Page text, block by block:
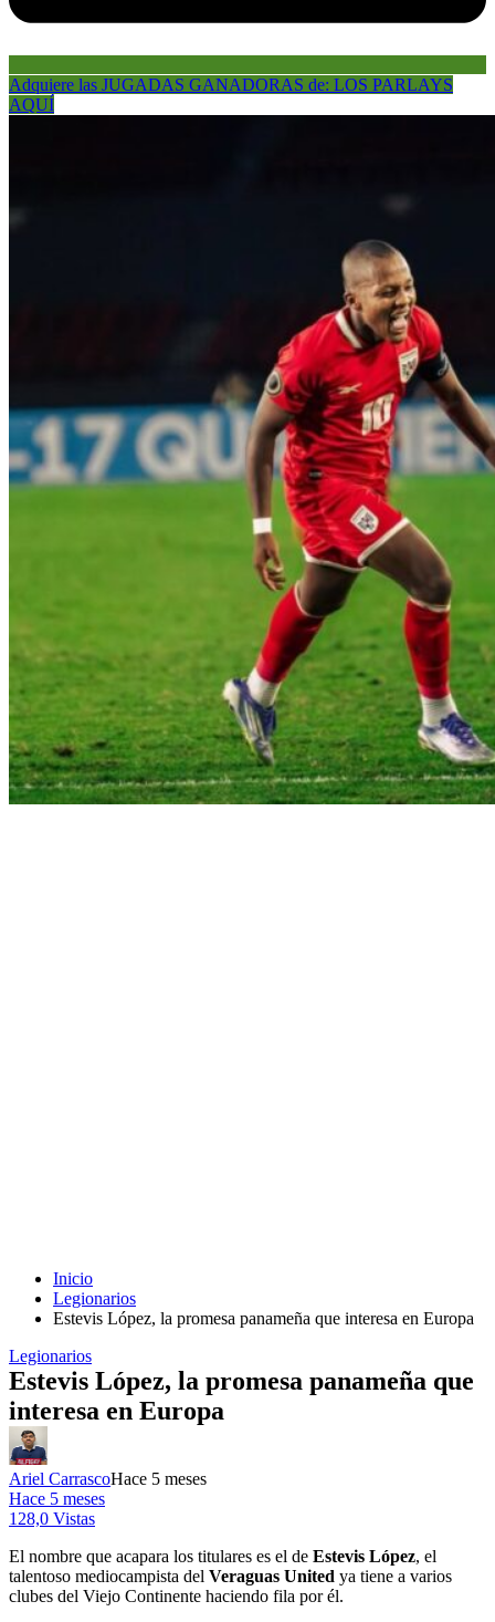
Adquiere las JUGADAS GANADORAS de: LOS PARLAYS
AQUÍ
Inicio
Legionarios
Estevis López, la promesa panameña que interesa en Europa
Legionarios
Estevis López, la promesa panameña que
interesa en Europa
Ariel CarrascoHace 5 meses
Hace 5 meses
128,0 Vistas
El nombre que acapara los titulares es el de Estevis López, el
talentoso mediocampista del Veraguas United ya tiene a varios
clubes del Viejo Continente haciendo fila por él.